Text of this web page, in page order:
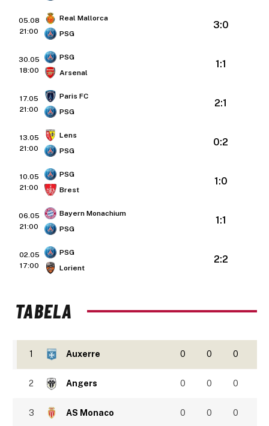
05.08
21:00
Real Mallorca
PSG
3:0
30.05
18:00
PSG
Arsenal
1:1
17.05
21:00
Paris FC
PSG
2:1
13.05
21:00
Lens
PSG
0:2
10.05
21:00
PSG
Brest
1:0
06.05
21:00
Bayern Monachium
PSG
1:1
02.05
17:00
PSG
Lorient
2:2
TABELA
1 Auxerre 0 0 0
2 Angers 0 0 0
3 AS Monaco 0 0 0